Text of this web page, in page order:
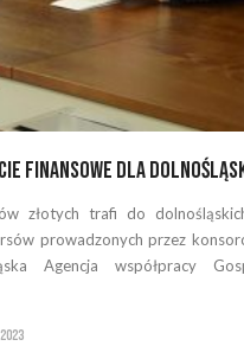
finansowe dla
złotych trafi do
prowadzonych przez
Agencja współpracy